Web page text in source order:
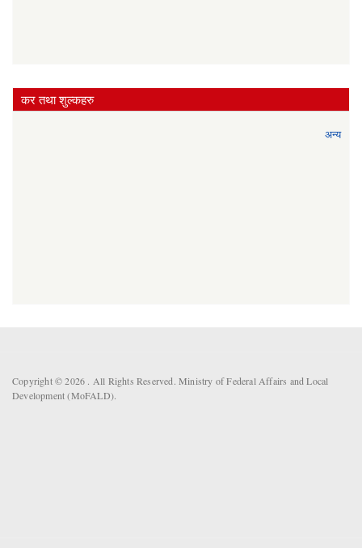
कर तथा शुल्कहरु
अन्य
Copyright © 2026 . All Rights Reserved. Ministry of Federal Affairs and Local
Development (MoFALD).